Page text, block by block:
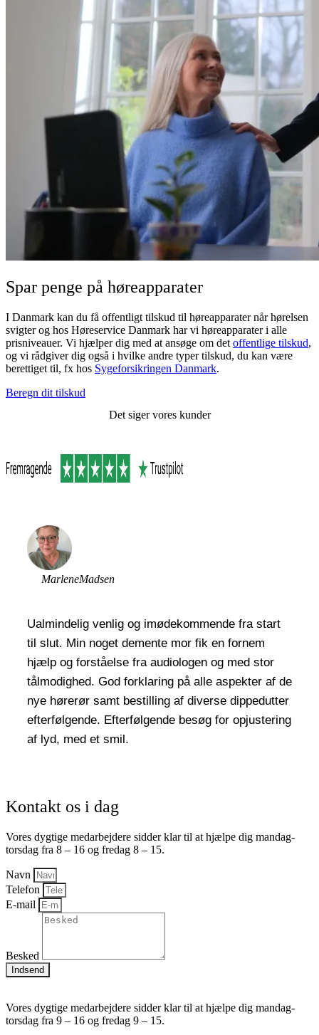
Spar penge på høreapparater
I Danmark kan du få offentligt tilskud til høreapparater når hørelsen
svigter og hos Høreservice Danmark har vi høreapparater i alle
prisniveauer. Vi hjælper dig med at ansøge om det offentlige tilskud,
og vi rådgiver dig også i hvilke andre typer tilskud, du kan være
berettiget til, fx hos Sygeforsikringen Danmark.
Beregn dit tilskud
Det siger vores kunder
MarleneMadsen
Ualmindelig venlig og imødekommende fra start
til slut. Min noget demente mor fik en fornem
hjælp og forståelse fra audiologen og med stor
tålmodighed. God forklaring på alle aspekter af de
nye hørerør samt bestilling af diverse dippedutter
efterfølgende. Efterfølgende besøg for opjustering
af lyd, med et smil.
Kontakt os i dag
Vores dygtige medarbejdere sidder klar til at hjælpe dig mandag-
torsdag fra 8 – 16 og fredag 8 – 15.
Navn
Telefon
E-mail
Besked
Indsend
Vores dygtige medarbejdere sidder klar til at hjælpe dig mandag-
torsdag fra 9 – 16 og fredag 9 – 15.